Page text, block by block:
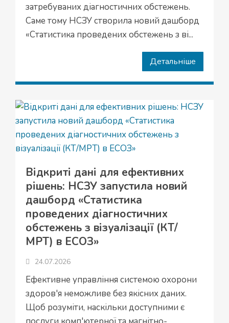
затребуваних діагностичних обстежень.
Саме тому НСЗУ створила новий дашборд
«Статистика проведених обстежень з ві...
Детальніше
Відкриті дані для ефективних
рішень: НСЗУ запустила новий
дашборд «Статистика
проведених діагностичних
обстежень з візуалізації (КТ/
МРТ) в ЕСОЗ»
24.07.2026
Ефективне управління системою охорони
здоров'я неможливе без якісних даних.
Щоб розуміти, наскільки доступними є